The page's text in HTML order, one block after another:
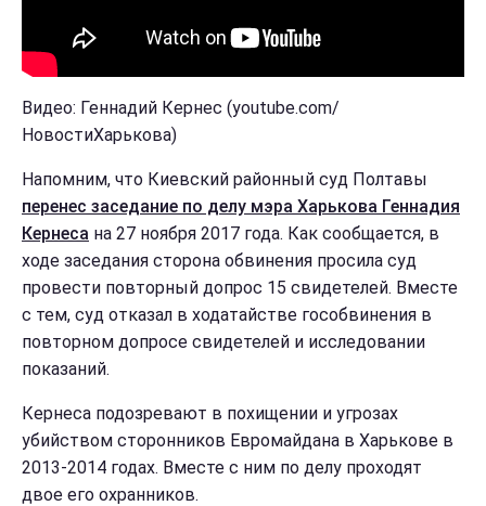
Видео: Геннадий Кернес (youtube.com/
НовостиХарькова)
Напомним, что Киевский районный суд Полтавы
перенес заседание по делу мэра Харькова Геннадия
Кернеса на 27 ноября 2017 года. Как сообщается, в
ходе заседания сторона обвинения просила суд
провести повторный допрос 15 свидетелей. Вместе
с тем, суд отказал в ходатайстве гособвинения в
повторном допросе свидетелей и исследовании
показаний.
Кернеса подозревают в похищении и угрозах
убийством сторонников Евромайдана в Харькове в
2013-2014 годах. Вместе с ним по делу проходят
двое его охранников.